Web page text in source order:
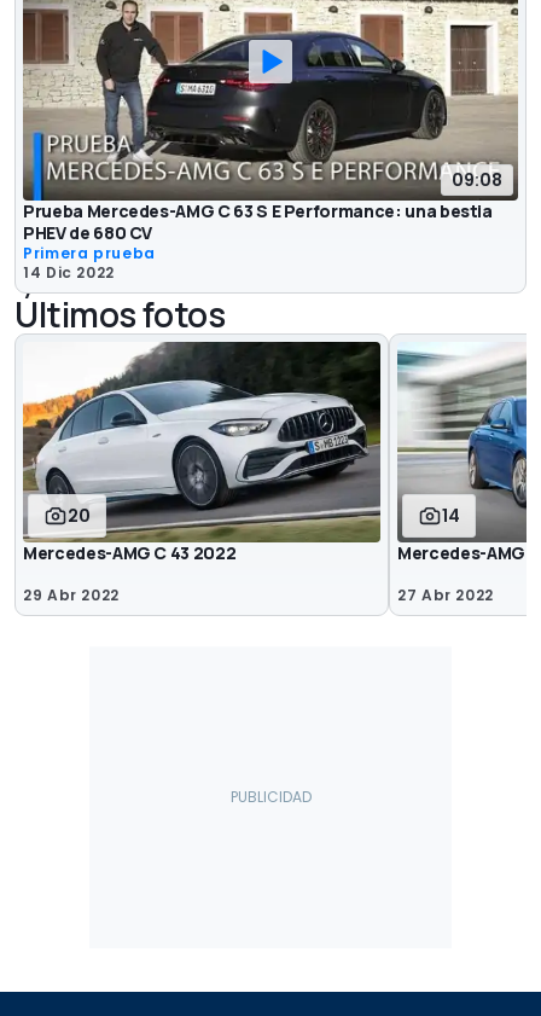
09:08
Prueba Mercedes-AMG C 63 S E Performance: una bestia
PHEV de 680 CV
Primera prueba
14 Dic 2022
Últimos fotos
20
Mercedes-AMG C 43 2022
29 Abr 2022
14
Mercedes-AMG
27 Abr 2022